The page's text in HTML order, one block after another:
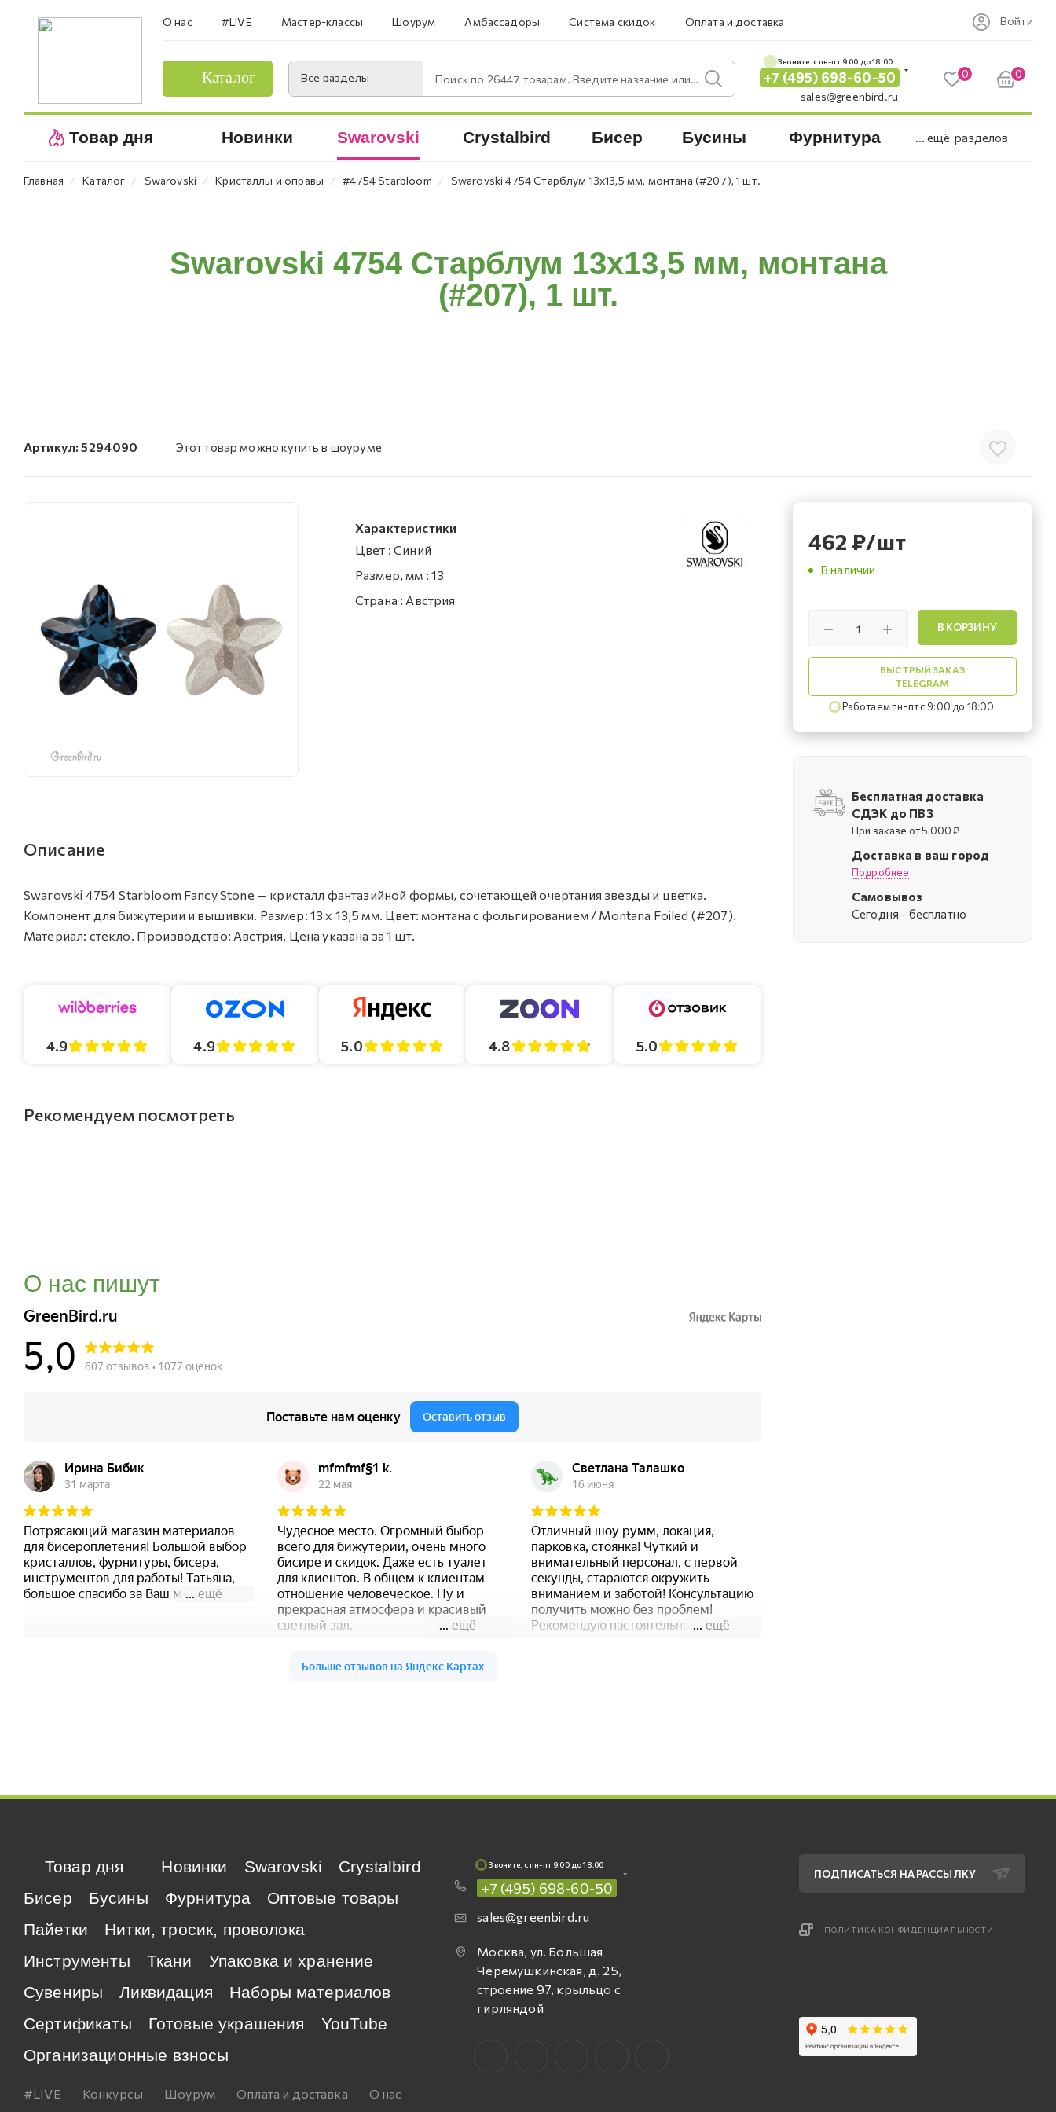
О нас #LIVE Мастер-классы Шоурум Амбассадоры Система скидок Оплата и доставка Войти
Каталог Все разделы Поиск по 26447 товарам. Введите название или артикул.
Звоните: c пн-пт 9:00 до 18:00
+7 (495) 698-60-50
sales@greenbird.ru
0 0
Товар дня Новинки Swarovski Crystalbird Бисер Бусины Фурнитура ... ещё разделов
Главная ⁄ Каталог ⁄ Swarovski ⁄ Кристаллы и оправы ⁄ #4754 Starbloom ⁄ Swarovski 4754 Старблум 13x13,5 мм, монтана (#207), 1 шт.
Swarovski 4754 Старблум 13x13,5 мм, монтана
(#207), 1 шт.
Артикул: 5294090 Этот товар можно купить в шоуруме
Характеристики
Цвет : Синий
Размер, мм : 13
Страна : Австрия
Описание
Swarovski 4754 Starbloom Fancy Stone — кристалл фантазийной формы, сочетающей очертания звезды и цветка.
Компонент для бижутерии и вышивки. Размер: 13 х 13,5 мм. Цвет: монтана с фольгированием / Montana Foiled (#207).
Материал: стекло. Производство: Австрия. Цена указана за 1 шт.
4.9 4.9 5.0 4.8 5.0
Рекомендуем посмотреть
О нас пишут
462 ₽/шт
В наличии
В КОРЗИНУ
БЫСТРЫЙ ЗАКАЗ
TELEGRAM
Работаем пн-пт с 9:00 до 18:00
Бесплатная доставка
СДЭК до ПВЗ
При заказе от 5 000 ₽
Доставка в ваш город
Подробнее
Самовывоз
Cегодня - бесплатно
Товар дня Новинки Swarovski
Crystalbird
Бисер
Бусины Фурнитура
Оптовые товары
Пайетки
Нитки, тросик, проволока
Инструменты
Ткани
Упаковка и хранение
Сувениры
Ликвидация
Наборы материалов
Сертификаты
Готовые украшения
YouTube
Организационные взносы
#LIVE Конкурсы Шоурум Оплата и доставка О нас
Звоните: c пн-пт 9:00 до 18:00
+7 (495) 698-60-50
sales@greenbird.ru
Москва, ул. Большая
Черемушкинская, д. 25,
строение 97, крыльцо с
гирляндой
ПОДПИСАТЬСЯ НА РАССЫЛКУ
ПОЛИТИКА КОНФИДЕНЦИАЛЬНОСТИ